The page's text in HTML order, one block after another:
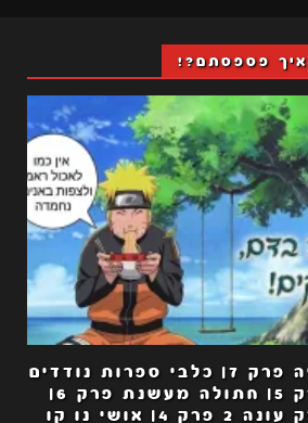
איך פספסתם?!
מכשפת מונגוליה פרק 7| כלבי ספרות נודדים
הב עונה 2 פרק 5| חתולה מעשנת פרק 6|
סמוראי חמקמק עונה 2 פרק 4| אושי נו קו